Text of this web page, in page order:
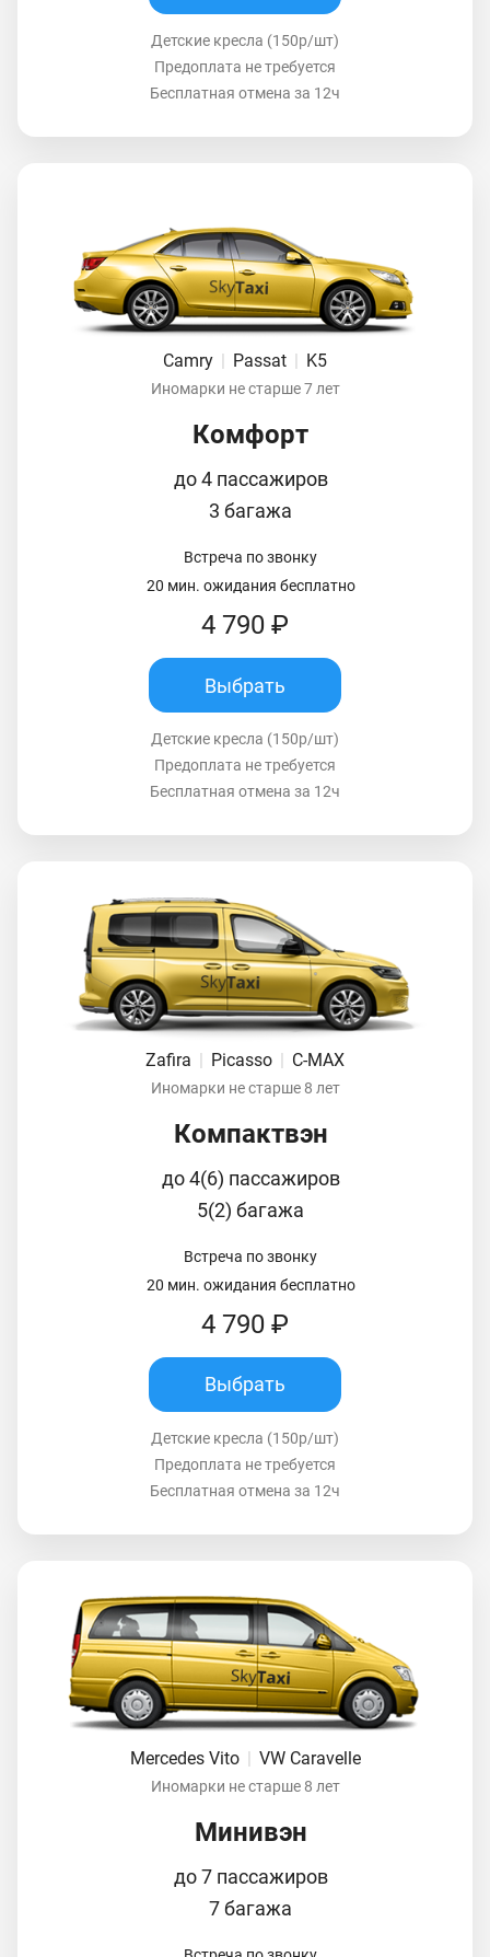
Детские кресла (150р/шт)
Предоплата не требуется
Бесплатная отмена за 12ч
Camry Passat K5
Иномарки не старше 7 лет
Комфорт
до 4 пассажиров
3 багажа
Встреча по звонку
20 мин. ожидания бесплатно
4 790 ₽
Выбрать
Детские кресла (150р/шт)
Предоплата не требуется
Бесплатная отмена за 12ч
Zafira | Picasso | C-MAX
Иномарки не старше 8 лет
Компактвэн
до 4(6) пассажиров
5(2) багажа
Встреча по звонку
20 мин. ожидания бесплатно
4 790 ₽
Выбрать
Детские кресла (150р/шт)
Предоплата не требуется
Бесплатная отмена за 12ч
Mercedes Vito VW Caravelle
Иномарки не старше 8 лет
Минивэн
до 7 пассажиров
7 багажа